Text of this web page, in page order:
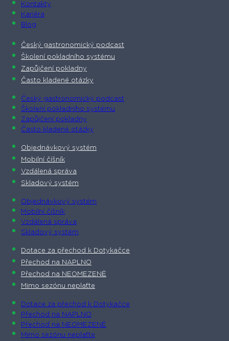
Kontakty
Kariéra
Blog
Český gastronomický podcast​
Školení pokladního systému
Zapůjčení pokladny
Často kladené otázky
Český gastronomický podcast​
Školení pokladního systému
Zapůjčení pokladny
Často kladené otázky
Objednávkový systém
Mobilní číšník
Vzdálená správa
Skladový systém
Objednávkový systém
Mobilní číšník
Vzdálená správa
Skladový systém
Dotace za přechod k Dotykačce
Přechod na NAPLNO
Přechod na NEOMEZENĚ
Mimo sezónu neplaťte
Dotace za přechod k Dotykačce
Přechod na NAPLNO
Přechod na NEOMEZENĚ
Mimo sezónu neplaťte